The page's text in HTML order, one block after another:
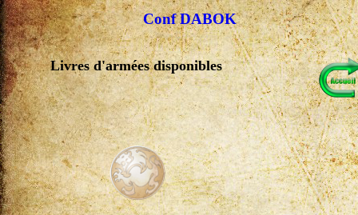
Conf DABOK
Livres d'armées disponibles